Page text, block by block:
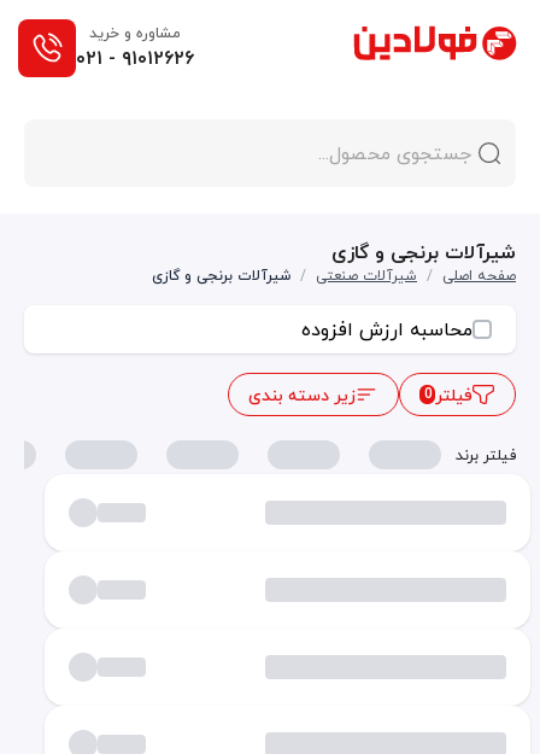
مشاوره و خرید
۰۲۱ - ۹۱۰۱۲۶۲۶
شیرآلات برنجی و گازی
صفحه اصلی / شیرآلات صنعتی / شیرآلات برنجی و گازی
محاسبه ارزش افزوده
فیلتر0 زیر دسته بندی
فیلتر برند